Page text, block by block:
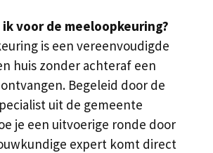
voor de meeloopkeuring?
is een vereenvoudigde
huis zonder achteraf een
Begeleid door de
uit de gemeente
je een uitvoerige ronde door
expert komt direct